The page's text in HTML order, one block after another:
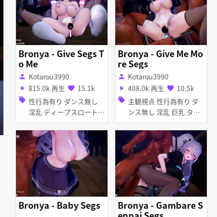
Bronya - Give Segs T
o Me
person Kotarou3990
play_arrow 815.0k 再生 favorite 15.1k
sell 性行為有り ダンス無し
淫乱 ディープスロート
フェラ 乱交 アナル責め
手コキ
Bronya - Give Me Mo
re Segs
person Kotarou3990
play_arrow 408.0k 再生 favorite 10.5k
sell 主観視点 性行為有り ダ
ンス無し 淫乱 巨乳 タイ
ツ・ストッキング アナル
責め アヘ顔 イラマチオ
オナニー お漏らし・潮吹
き ディープスロート 手
コキ フェラ 乱交 バイ
ブ・ローター
Bronya - Baby Segs
Bronya - Gambare S